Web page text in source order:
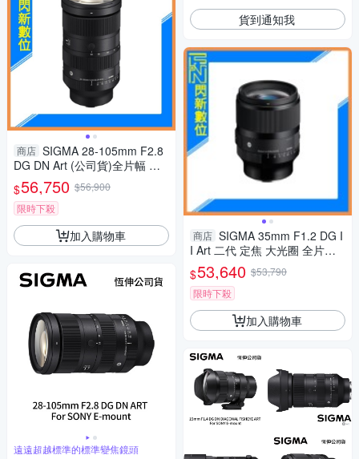
商店 SIGMA 28-105mm F2.8
DG DN Art (公司貨)全片幅 變
焦 鏡頭
$56,750 $56,900
限時下殺
加入購物車
遠遠超越標準的標準變焦鏡頭
貨到通知我
商店 SIGMA 35mm F1.2 DG I
I Art 二代 定焦 大光圈 全片幅
鏡頭(公司貨)
$53,640 $53,790
限時下殺
加入購物車